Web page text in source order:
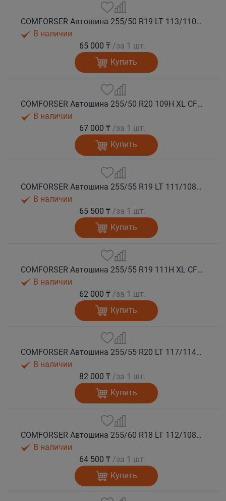
COMFORSER Автошина 255/50 R19 LT 113/110S CF1100 RWL лето
В наличии
65 000 ₸ /за 1 шт.
Купить
COMFORSER Автошина 255/50 R20 109H XL CF1100 RWL лето
В наличии
67 000 ₸ /за 1 шт.
Купить
COMFORSER Автошина 255/55 R19 LT 111/108S CF1100 RWL лето
В наличии
65 500 ₸ /за 1 шт.
Купить
COMFORSER Автошина 255/55 R19 111H XL CF1100 RWL лето
В наличии
62 000 ₸ /за 1 шт.
Купить
COMFORSER Автошина 255/55 R20 LT 117/114S CF1100 RWL 10PR лето
В наличии
82 000 ₸ /за 1 шт.
Купить
COMFORSER Автошина 255/60 R18 LT 112/108S CF1100 RWL лето
В наличии
64 500 ₸ /за 1 шт.
Купить